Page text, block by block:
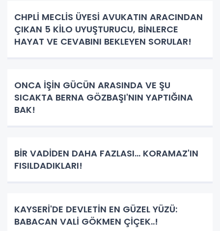
CHPLİ MECLİS ÜYESİ AVUKATIN ARACINDAN
ÇIKAN 5 KİLO UYUŞTURUCU, BİNLERCE
HAYAT VE CEVABINI BEKLEYEN SORULAR!
ONCA İŞİN GÜCÜN ARASINDA VE ŞU
SICAKTA BERNA GÖZBAŞI'NIN YAPTIĞINA
BAK!
BİR VADİDEN DAHA FAZLASI… KORAMAZ'IN
FISILDADIKLARI!
KAYSERİ'DE DEVLETİN EN GÜZEL YÜZÜ:
BABACAN VALİ GÖKMEN ÇİÇEK..!